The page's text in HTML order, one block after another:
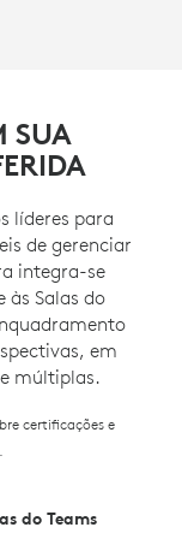
do Teams
SUA
líderes para
de gerenciar
integra-se
Salas do
em
múltiplas.
certificações e